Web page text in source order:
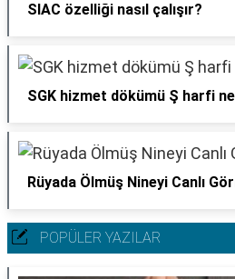
SIAC özelliği nasıl çalışır?
SGK hizmet dökümü Ş harfi
Rüyada Ölmüş Nineyi Canlı
POPÜLER YAZILAR